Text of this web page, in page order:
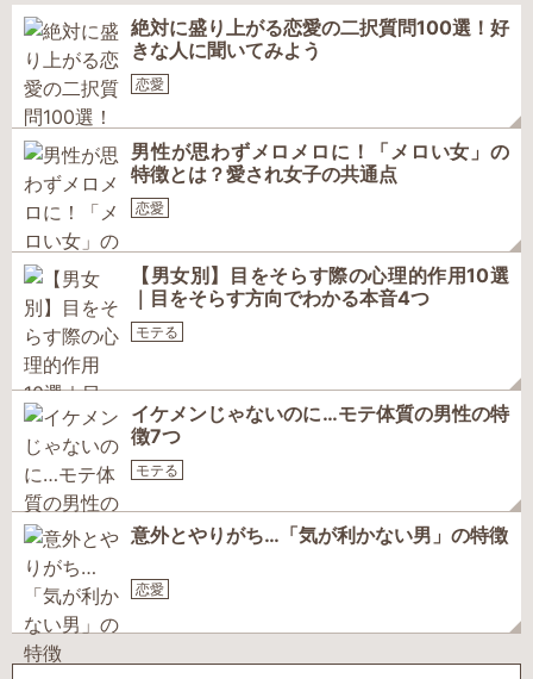
絶対に盛り上がる恋愛の二択質問100選！好
きな人に聞いてみよう
恋愛
男性が思わずメロメロに！「メロい女」の
特徴とは？愛され女子の共通点
恋愛
【男女別】目をそらす際の心理的作用10選
｜目をそらす方向でわかる本音4つ
モテる
イケメンじゃないのに…モテ体質の男性の特
徴7つ
モテる
意外とやりがち…「気が利かない男」の特徴
恋愛